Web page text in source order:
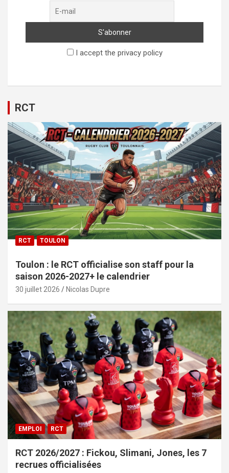
I accept the privacy policy
RCT
RCT TOULON
Toulon : le RCT officialise son staff pour la
saison 2026-2027+ le calendrier
30 juillet 2026 Nicolas Dupre
EMPLOI RCT
RCT 2026/2027 : Fickou, Slimani, Jones, les 7
recrues officialisées